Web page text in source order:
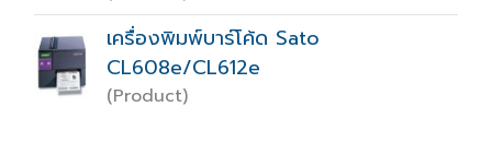
เครื่องพิมพ์บาร์โค้ด Sato
CL608e/CL612e
(Product)